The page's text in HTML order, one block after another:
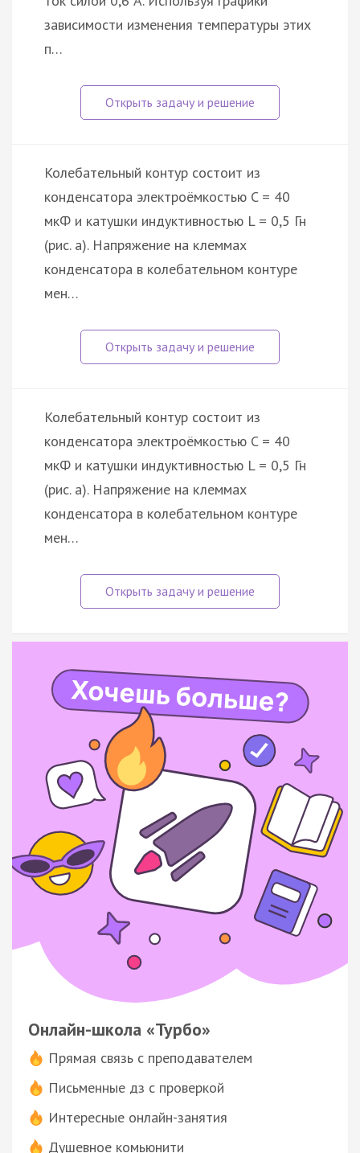
зависимости изменения температуры этих
п…
Колебательный контур состоит из
конденсатора электроёмкостью C = 40
мкФ и катушки индуктивностью L = 0,5 Гн
(рис. а). Напряжение на клеммах
конденсатора в колебательном контуре
мен…
Колебательный контур состоит из
конденсатора электроёмкостью C = 40
мкФ и катушки индуктивностью L = 0,5 Гн
(рис. а). Напряжение на клеммах
конденсатора в колебательном контуре
мен…
Онлайн-школа «Турбо»
Прямая связь с преподавателем
Письменные дз с проверкой
Интересные онлайн-занятия
Душевное комьюнити